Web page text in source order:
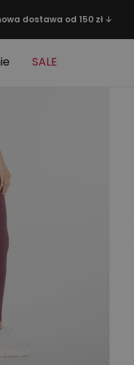
dostawa od 150 zł ↓
SALE